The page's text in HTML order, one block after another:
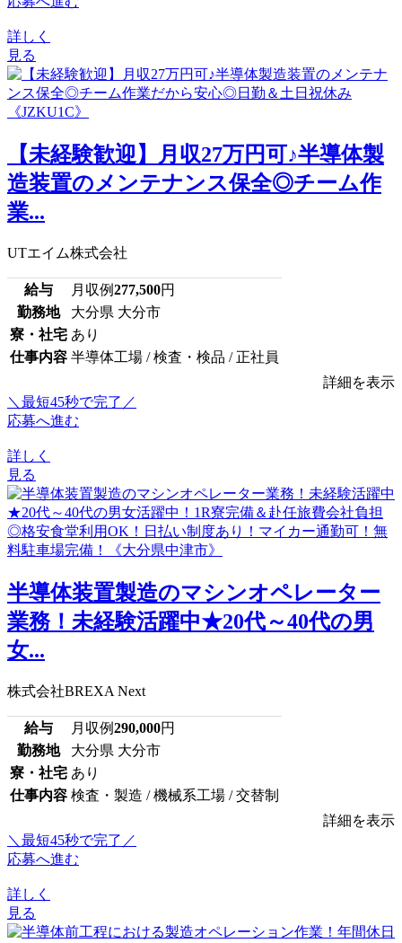
詳しく
見る
【未経験歓迎】月収27万円可♪半導体製
造装置のメンテナンス保全◎チーム作
業...
UTエイム株式会社
給与 月収例277,500円
勤務地
大分県 大分市
寮・社宅 あり
仕事内容 半導体工場 / 検査・検品 / 正社員
詳細を表示
＼最短45秒で完了／
応募へ進む
詳しく
見る
半導体装置製造のマシンオペレーター
業務！未経験活躍中★20代～40代の男
女...
株式会社BREXA Next
給与 月収例290,000円
勤務地
大分県 大分市
寮・社宅 あり
仕事内容 検査・製造 / 機械系工場 / 交替制
詳細を表示
＼最短45秒で完了／
応募へ進む
詳しく
見る